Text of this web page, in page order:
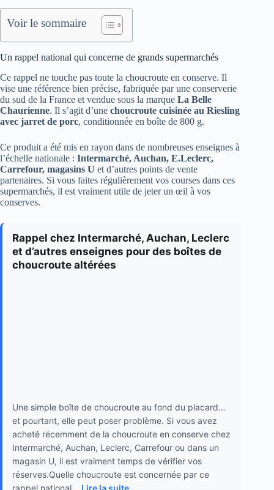
Voir le sommaire
Un rappel national qui concerne de grands supermarchés
Ce rappel ne touche pas toute la choucroute en conserve. Il
vise une référence bien précise, fabriquée par une conserverie
du sud de la France et vendue sous la marque La Belle
Chaurienne. Il s’agit d’une choucroute cuisinée au Riesling
avec jarret de porc, conditionnée en boîte de 800 g.
Ce produit a été mis en rayon dans de nombreuses enseignes à
l’échelle nationale : Intermarché, Auchan, E.Leclerc,
Carrefour, magasins U et d’autres points de vente
partenaires. Si vous faites régulièrement vos courses dans ces
supermarchés, il est vraiment utile de jeter un œil à vos
conserves.
Rappel chez Intermarché, Auchan, Leclerc
et d’autres enseignes pour des boîtes de
choucroute altérées
Une simple boîte de choucroute au fond du placard…
et pourtant, elle peut poser problème. Si vous avez
acheté récemment de la choucroute en conserve chez
Intermarché, Auchan, Leclerc, Carrefour ou dans un
magasin U, il est vraiment temps de vérifier vos
réserves.Quelle choucroute est concernée par ce